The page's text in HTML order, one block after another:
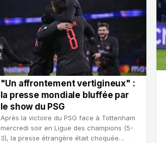
"Un affrontement vertigineux" :
la presse mondiale bluffée par
le show du PSG
Après la victoire du PSG face à Tottenham
mercredi soir en Ligue des champions (5-
3), la presse étrangère était choquée